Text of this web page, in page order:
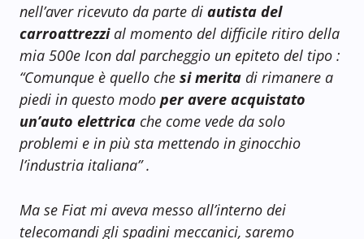
nell’aver ricevuto da parte di autista del
carroattrezzial momento del difficile ritiro della
mia 500e Icon dal parcheggio un epiteto del tipo :
“Comunque è quello che si merita di rimanere a
piedi in questo modo per avere acquistato
un’auto elettrica che come vede da solo
problemi e in più sta mettendo in ginocchio
l’industria italiana” .
Ma se Fiat mi aveva messo all’interno dei
telecomandi gli spadini meccanici, saremo